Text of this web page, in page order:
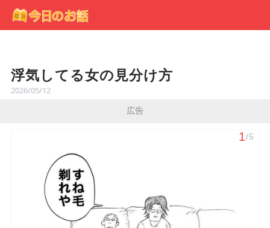
浮気してる女の見分け方
2026/05/12
広告
1/5